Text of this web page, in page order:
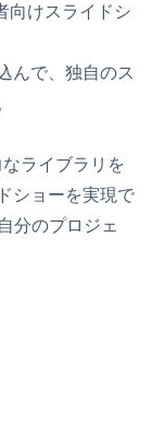
向けスライドシ
んで、独自のス
ライブラリを
ショーを実現で
分のプロジェ